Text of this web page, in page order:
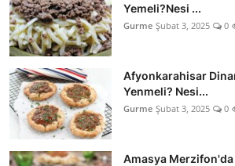
Yemeli?Nesi ...
Gurme Şubat 3, 2025 0
Afyonkarahisar
Yenmeli? Nesi...
Gurme Şubat 3, 2025 0
Amasya Merzifon'da